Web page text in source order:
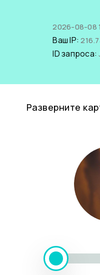
2026-08-08
Ваш IP:
ID запроса:
Разверните